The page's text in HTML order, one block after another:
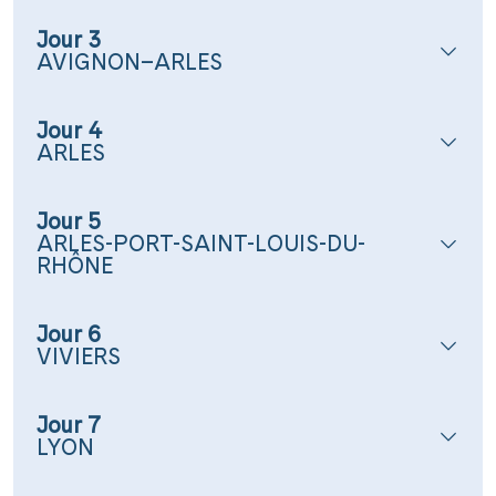
Jour 3
AVIGNON–ARLES
Jour 4
ARLES
Jour 5
ARLES-PORT-SAINT-LOUIS-DU-
RHÔNE
Jour 6
VIVIERS
Jour 7
LYON